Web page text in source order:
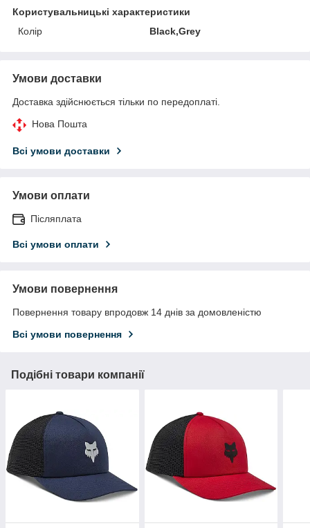
Користувальницькі характеристики
Колір
Black,Grey
Умови доставки
Доставка здійснюється тільки по передоплаті.
Нова Пошта
Всі умови доставки
Умови оплати
Післяплата
Всі умови оплати
Умови повернення
Повернення товару впродовж 14 днів за домовленістю
Всі умови повернення
Подібні товари компанії